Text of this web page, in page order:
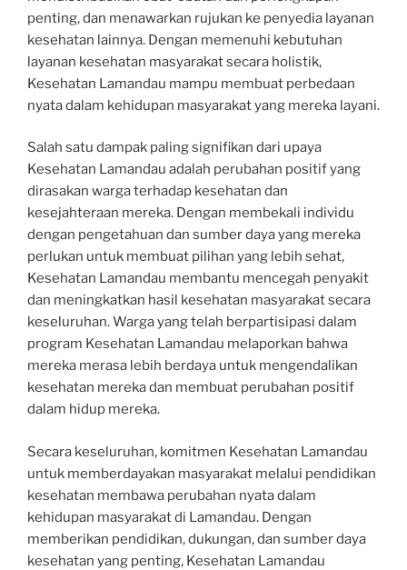
penting, dan menawarkan rujukan ke penyedia layanan
kesehatan lainnya. Dengan memenuhi kebutuhan
layanan kesehatan masyarakat secara holistik,
Kesehatan Lamandau mampu membuat perbedaan
nyata dalam kehidupan masyarakat yang mereka layani.
Salah satu dampak paling signifikan dari upaya
Kesehatan Lamandau adalah perubahan positif yang
dirasakan warga terhadap kesehatan dan
kesejahteraan mereka. Dengan membekali individu
dengan pengetahuan dan sumber daya yang mereka
perlukan untuk membuat pilihan yang lebih sehat,
Kesehatan Lamandau membantu mencegah penyakit
dan meningkatkan hasil kesehatan masyarakat secara
keseluruhan. Warga yang telah berpartisipasi dalam
program Kesehatan Lamandau melaporkan bahwa
mereka merasa lebih berdaya untuk mengendalikan
kesehatan mereka dan membuat perubahan positif
dalam hidup mereka.
Secara keseluruhan, komitmen Kesehatan Lamandau
untuk memberdayakan masyarakat melalui pendidikan
kesehatan membawa perubahan nyata dalam
kehidupan masyarakat di Lamandau. Dengan
memberikan pendidikan, dukungan, dan sumber daya
kesehatan yang penting, Kesehatan Lamandau